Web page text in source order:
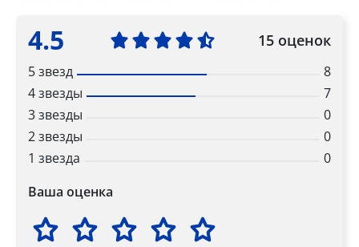
4.5 15 оценок
5 звезд
8
4 звезды
7
3 звезды
0
2 звезды
0
1 звезда
0
Ваша оценка